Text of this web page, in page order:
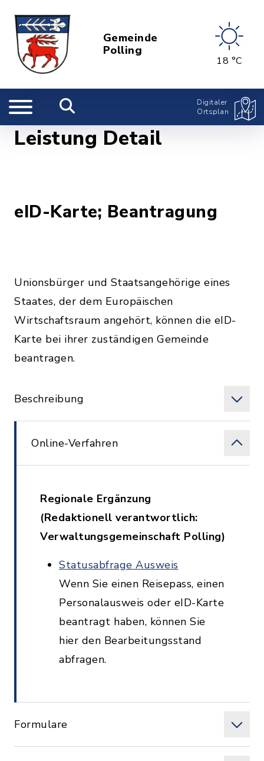
Gemeinde
Polling
18 °C
Digitaler
Ortsplan
Leistung Detail
eID-Karte; Beantragung
Unionsbürger und Staatsangehörige eines
Staates, der dem Europäischen
Wirtschaftsraum angehört, können die eID-
Karte bei ihrer zuständigen Gemeinde
beantragen.
Beschreibung
Online-Verfahren
Regionale Ergänzung
(Redaktionell verantwortlich:
Verwaltungsgemeinschaft Polling)
Statusabfrage Ausweis
Wenn Sie einen Reisepass, einen
Personalausweis oder eID-Karte
beantragt haben, können Sie
hier den Bearbeitungsstand
abfragen.
Formulare